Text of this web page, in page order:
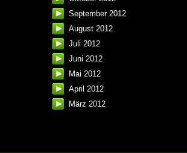
September 2012
August 2012
Juli 2012
Juni 2012
Mai 2012
April 2012
März 2012